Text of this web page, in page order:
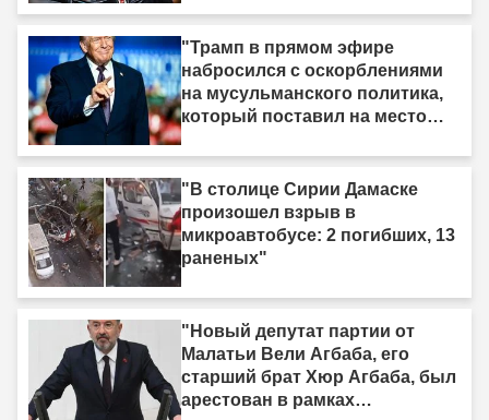
"Трамп в прямом эфире
набросился с оскорблениями
на мусульманского политика,
который поставил на место
смотрю на него, я вижу только
дерьмо»"
"В столице Сирии Дамаске
произошел взрыв в
микроавтобусе: 2 погибших, 13
раненых"
"Новый депутат партии от
Малатьи Вели Агбаба, его
старший брат Хюр Агбаба, был
арестован в рамках